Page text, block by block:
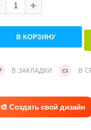
В ЗАКЛАДКИ В
🎨 Создать свой дизайн